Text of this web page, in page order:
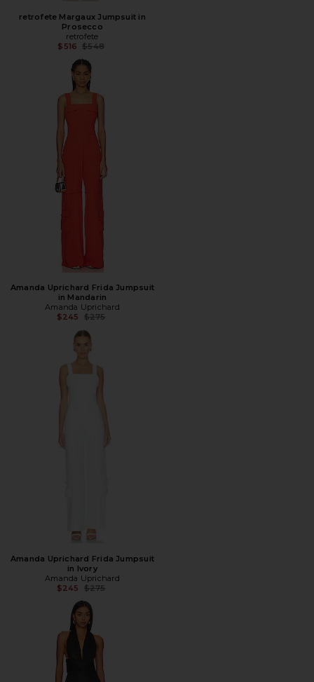
retrofete Margaux Jumpsuit in
Prosecco
retrofete
$516 Предыдущая цена:
$548
Amanda Uprichard Frida Jumpsuit
in Mandarin
Amanda Uprichard
$245
Предыдущая цена:
$275
Amanda Uprichard Frida Jumpsuit
in Ivory
Amanda Uprichard
$245
Предыдущая цена:
$275